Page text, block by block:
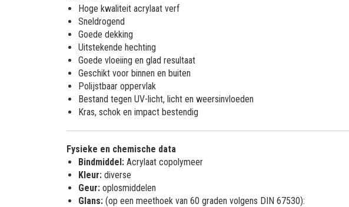
Hoge kwaliteit acrylaat verf
Sneldrogend
Goede dekking
Uitstekende hechting
Goede vloeiing en glad resultaat
Geschikt voor binnen en buiten
Polijstbaar oppervlak
Bestand tegen UV-licht, licht en weersinvloeden
Kras, schok en impact bestendig
Fysieke en chemische data
Bindmiddel: Acrylaat copolymeer
Kleur: diverse
Geur: oplosmiddelen
Glans: (op een meethoek van 60 graden volgens DIN 67530):